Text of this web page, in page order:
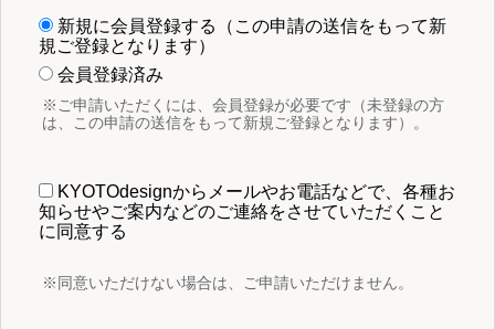
新規に会員登録する（この申請の送信をもって新
規ご登録となります）
会員登録済み
※ご申請いただくには、会員登録が必要です（未登録の方
は、この申請の送信をもって新規ご登録となります）。
KYOTOdesignからメールやお電話などで、各種お
知らせやご案内などのご連絡をさせていただくこと
に同意する
※同意いただけない場合は、ご申請いただけません。